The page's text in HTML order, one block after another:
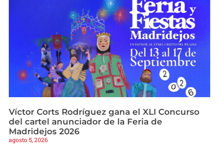
Víctor Corts Rodríguez gana el XLI Concurso
del cartel anunciador de la Feria de
Madridejos 2026
agosto 5, 2026